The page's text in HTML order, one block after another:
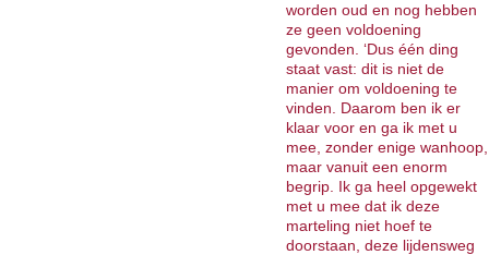
worden oud en nog hebben
ze geen voldoening
gevonden. ‘Dus één ding
staat vast: dit is niet de
manier om voldoening te
vinden. Daarom ben ik er
klaar voor en ga ik met u
mee, zonder enige wanhoop,
maar vanuit een enorm
begrip. Ik ga heel opgewekt
met u mee dat ik deze
marteling niet hoef te
doorstaan, deze lijdensweg